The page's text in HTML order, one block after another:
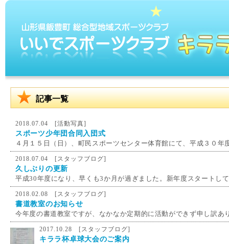
記事一覧
2018.07.04 [活動写真]
スポーツ少年団合同入団式
４月１５日（日）、町民スポーツセンター体育館にて、平成３０年
2018.07.04 [スタッフブログ]
久しぶりの更新
平成30年度になり、早くも3か月が過ぎました。新年度スタートし
2018.02.08 [スタッフブログ]
書道教室のお知らせ
今年度の書道教室ですが、なかなか定期的に活動ができず申し訳あ
2017.10.28 [スタッフブログ]
キララ杯卓球大会のご案内